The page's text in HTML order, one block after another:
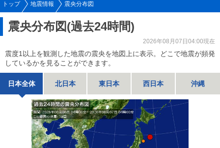
トップ 地震情報 震央分布図
震央分布図(過去24時間)
2026年08月07日04:00現在
震度1以上を観測した地震の震央を地図上に表示。どこで地震が頻発
しているかを見ることができます。
日本全体 北日本 東日本 西日本 沖縄